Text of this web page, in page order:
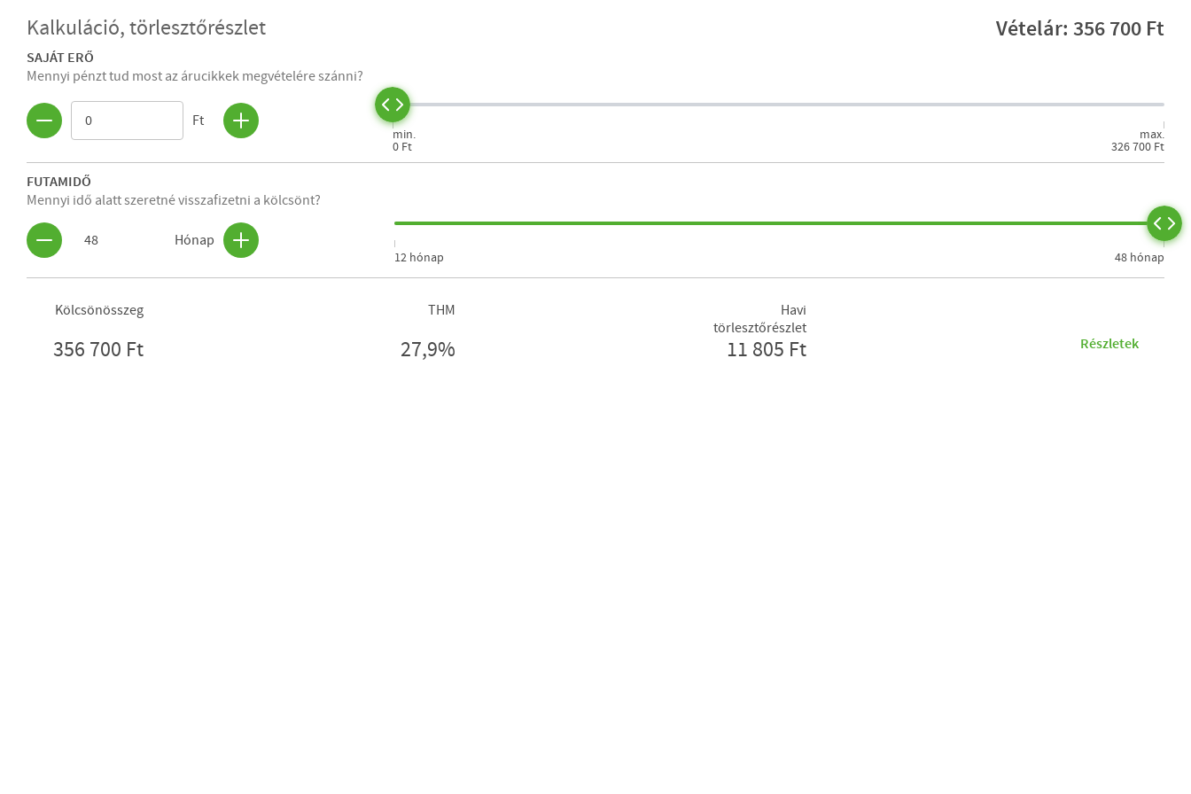
Kalkuláció, törlesztőrészlet Vételár: 356 700 Ft
SAJÁT ERŐ
Mennyi pénzt tud most az árucikkek megvételére szánni?
Ft
min.
0 Ft
max.
326 700 Ft
FUTAMIDŐ
Mennyi idő alatt szeretné visszafizetni a kölcsönt?
48 Hónap
12 hónap 48 hónap
Kölcsönösszeg
356 700 Ft
THM
27,9%
Havi
törlesztőrészlet
11 805 Ft Részletek